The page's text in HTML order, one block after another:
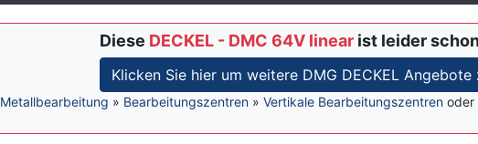
Diese DECKEL - DMC 64V linear ist leider
Klicken Sie hier um weitere DMG DECKEL Angebote
Metallbearbeitung » Bearbeitungszentren » Vertikale Bearbeitungszentren oder